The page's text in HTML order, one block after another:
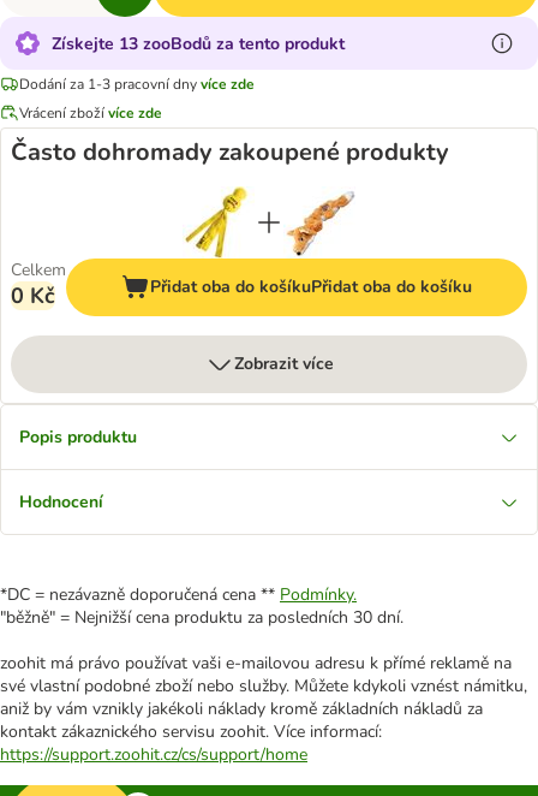
Získejte 13 zooBodů za tento produkt
Dodání za 1-3 pracovní dnyvíce zde
Vrácení zbožívíce zde
Často dohromady zakoupené produkty
Celkem
0 Kč Přidat oba do košíkuPřidat oba do košíku
Zobrazit více
Popis produktu
Hodnocení
*DC = nezávazně doporučená cena ** Podmínky.
"běžně" = Nejnižší cena produktu za posledních 30 dní.
zoohit má právo používat vaši e-mailovou adresu k přímé reklamě na
své vlastní podobné zboží nebo služby. Můžete kdykoli vznést námitku,
aniž by vám vznikly jakékoli náklady kromě základních nákladů za
kontakt zákaznického servisu zoohit. Více informací:
https://support.zoohit.cz/cs/support/home